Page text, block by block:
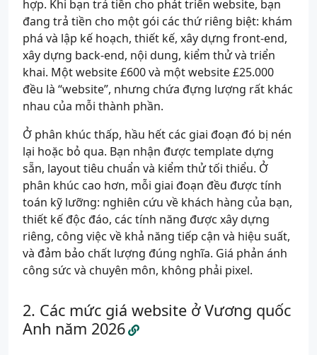
hợp. Khi bạn trả tiền cho phát triển website, bạn
đang trả tiền cho một gói các thứ riêng biệt: khám
phá và lập kế hoạch, thiết kế, xây dựng front-end,
xây dựng back-end, nội dung, kiểm thử và triển
khai. Một website £600 và một website £25.000
đều là “website”, nhưng chứa đựng lượng rất khác
nhau của mỗi thành phần.
Ở phân khúc thấp, hầu hết các giai đoạn đó bị nén
lại hoặc bỏ qua. Bạn nhận được template dựng
sẵn, layout tiêu chuẩn và kiểm thử tối thiểu. Ở
phân khúc cao hơn, mỗi giai đoạn đều được tính
toán kỹ lưỡng: nghiên cứu về khách hàng của bạn,
thiết kế độc đáo, các tính năng được xây dựng
riêng, công việc về khả năng tiếp cận và hiệu suất,
và đảm bảo chất lượng đúng nghĩa. Giá phản ánh
công sức và chuyên môn, không phải pixel.
Các mức giá website ở Vương quốc
Anh năm 2026